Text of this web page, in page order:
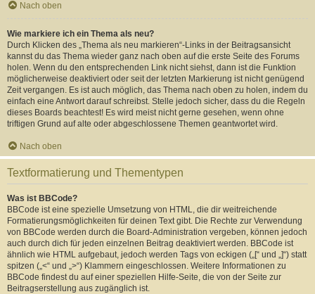
Nach oben
Wie markiere ich ein Thema als neu?
Durch Klicken des „Thema als neu markieren“-Links in der Beitragsansicht
kannst du das Thema wieder ganz nach oben auf die erste Seite des Forums
holen. Wenn du den entsprechenden Link nicht siehst, dann ist die Funktion
möglicherweise deaktiviert oder seit der letzten Markierung ist nicht genügend
Zeit vergangen. Es ist auch möglich, das Thema nach oben zu holen, indem du
einfach eine Antwort darauf schreibst. Stelle jedoch sicher, dass du die Regeln
dieses Boards beachtest! Es wird meist nicht gerne gesehen, wenn ohne
triftigen Grund auf alte oder abgeschlossene Themen geantwortet wird.
Nach oben
Textformatierung und Thementypen
Was ist BBCode?
BBCode ist eine spezielle Umsetzung von HTML, die dir weitreichende
Formatierungsmöglichkeiten für deinen Text gibt. Die Rechte zur Verwendung
von BBCode werden durch die Board-Administration vergeben, können jedoch
auch durch dich für jeden einzelnen Beitrag deaktiviert werden. BBCode ist
ähnlich wie HTML aufgebaut, jedoch werden Tags von eckigen („[“ und „]“) statt
spitzen („<“ und „>“) Klammern eingeschlossen. Weitere Informationen zu
BBCode findest du auf einer speziellen Hilfe-Seite, die von der Seite zur
Beitragserstellung aus zugänglich ist.